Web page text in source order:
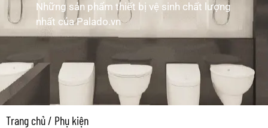
Những sản phẩm thiết bị vệ sinh chất lượng
nhất của Palado.vn
Trang chủ / Phụ kiện